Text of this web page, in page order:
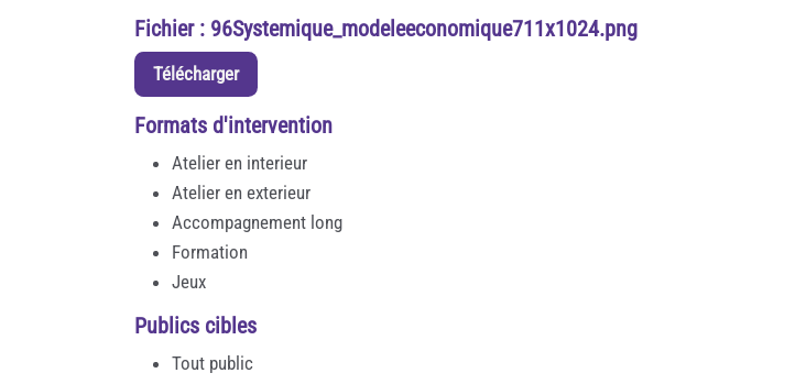
Fichier : 96Systemique_modeleeconomique711x1024.png
Télécharger
Formats d'intervention
Atelier en interieur
Atelier en exterieur
Accompagnement long
Formation
Jeux
Publics cibles
Tout public